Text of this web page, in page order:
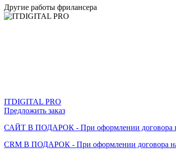
Другие работы фрилансера
ITDIGITAL PRO
Предложить заказ
САЙТ В ПОДАРОК - При оформлении договора
CRM В ПОДАРОК - При оформлении договора